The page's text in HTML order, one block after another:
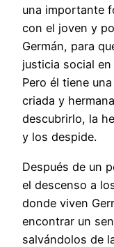
una importante
con el joven y
Germán, para
justicia social
Pero él tiene
criada y
descubrirlo, la
y los despide.
Después de un
el descenso a
donde viven
encontrar un
salvándolos de